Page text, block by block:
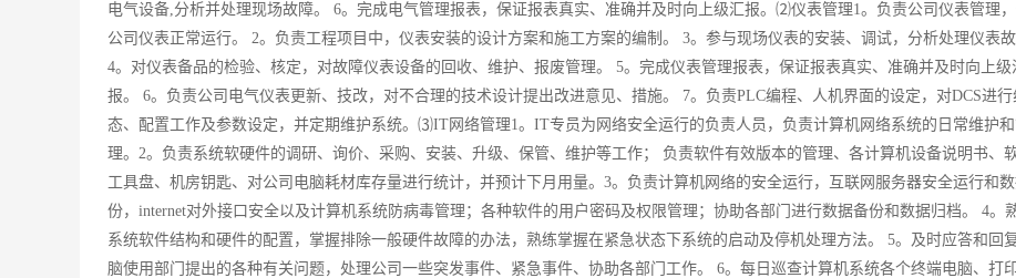
电气设备,分析并处理现场故障。 6。完成电气管理报表，保证报表真实、准确并及时向上级汇报。⑵仪表管理1。负责公司仪表管理
公司仪表正常运行。 2。负责工程项目中，仪表安装的设计方案和施工方案的编制。 3。参与现场仪表的安装、调试，分析处理仪表故
4。对仪表备品的检验、核定，对故障仪表设备的回收、维护、报废管理。 5。完成仪表管理报表，保证报表真实、准确并及时向上级
报。 6。负责公司电气仪表更新、技改，对不合理的技术设计提出改进意见、措施。 7。负责PLC编程、人机界面的设定，对DCS进行
态、配置工作及参数设定，并定期维护系统。⑶IT网络管理1。IT专员为网络安全运行的负责人员，负责计算机网络系统的日常维护
理。2。负责系统软硬件的调研、询价、采购、安装、升级、保管、维护等工作； 负责软件有效版本的管理、各计算机设备说明书、
工具盘、机房钥匙、对公司电脑耗材库存量进行统计，并预计下月用量。3。负责计算机网络的安全运行，互联网服务器安全运行和
份，internet对外接口安全以及计算机系统防病毒管理；各种软件的用户密码及权限管理；协助各部门进行数据备份和数据归档。 4。
系统软件结构和硬件的配置，掌握排除一般硬件故障的办法，熟练掌握在紧急状态下系统的启动及停机处理方法。 5。及时应答和回
脑使用部门提出的各种有关问题，处理公司一些突发事件、紧急事件、协助各部门工作。 6。每日巡查计算机系统各个终端电脑、打